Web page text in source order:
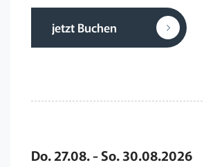
jetzt Buchen
Do. 27.08. - So. 30.08.2026